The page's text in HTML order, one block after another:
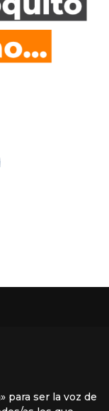
para ser la voz de